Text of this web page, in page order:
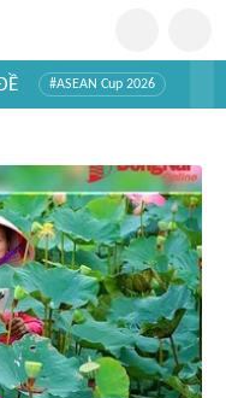
#ASEAN Cup 2026